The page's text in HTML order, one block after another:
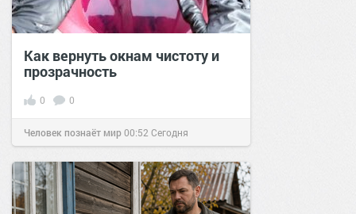
Как вернуть окнам чистоту и
прозрачность
0 0
Человек познаёт мир00:52 Сегодня